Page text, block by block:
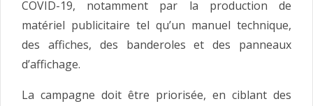
COVID-19, notamment par la production de
matériel publicitaire tel qu’un manuel technique,
des affiches, des banderoles et des panneaux
d’affichage.
La campagne doit être priorisée, en ciblant des